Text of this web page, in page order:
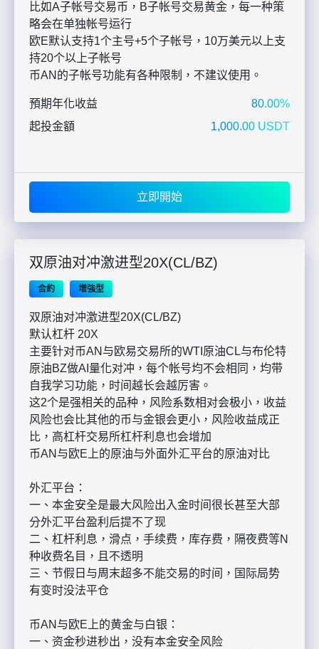
比如A子帐号交易币，B子帐号交易黄金，每一种策
略会在单独帐号运行
欧E默认支持1个主号+5个子帐号，10万美元以上支
持20个以上子帐号
币AN的子帐号功能有各种限制，不建议使用。
預期年化收益
80.00%
起投金額
1,000.00 USDT
立即開始
双原油对冲激进型20X(CL/BZ)
合約 增強型
双原油对冲激进型20X(CL/BZ)
默认杠杆 20X
主要针对币AN与欧易交易所的WTI原油CL与布伦特
原油BZ做AI量化对冲，每个帐号均不会相同，均带
自我学习功能，时间越长会越厉害。
这2个是强相关的品种，风险系数相对会极小，收益
风险也会比其他的币与金银会更小，风险收益成正
比，高杠杆交易所杠杆利息也会增加
币AN与欧E上的原油与外面外汇平台的原油对比
外汇平台：
一、本金安全是最大风险出入金时间很长甚至大部
分外汇平台盈利后提不了现
二、杠杆利息，滑点，手续费，库存费，隔夜费等N
种收费名目，且不透明
三、节假日与周末超多不能交易的时间，国际局势
有变时没法平仓
币AN与欧E上的黄金与白银：
一、资金秒进秒出，没有本金安全风险